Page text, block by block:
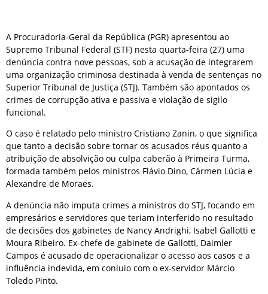
A Procuradoria-Geral da República (PGR) apresentou ao
Supremo Tribunal Federal (STF) nesta quarta-feira (27) uma
denúncia contra nove pessoas, sob a acusação de integrarem
uma organização criminosa destinada à venda de sentenças no
Superior Tribunal de Justiça (STJ). Também são apontados os
crimes de corrupção ativa e passiva e violação de sigilo
funcional.
O caso é relatado pelo ministro Cristiano Zanin, o que significa
que tanto a decisão sobre tornar os acusados réus quanto a
atribuição de absolvição ou culpa caberão à Primeira Turma,
formada também pelos ministros Flávio Dino, Cármen Lúcia e
Alexandre de Moraes.
A denúncia não imputa crimes a ministros do STJ, focando em
empresários e servidores que teriam interferido no resultado
de decisões dos gabinetes de Nancy Andrighi, Isabel Gallotti e
Moura Ribeiro. Ex-chefe de gabinete de Gallotti, Daimler
Campos é acusado de operacionalizar o acesso aos casos e a
influência indevida, em conluio com o ex-servidor Márcio
Toledo Pinto.